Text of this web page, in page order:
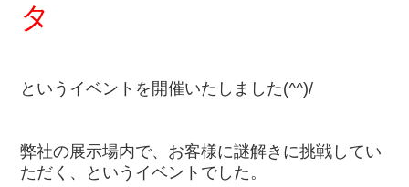
タ
というイベントを開催いたしました(^^)/
弊社の展示場内で、お客様に謎解きに挑戦してい
ただく、というイベントでした。